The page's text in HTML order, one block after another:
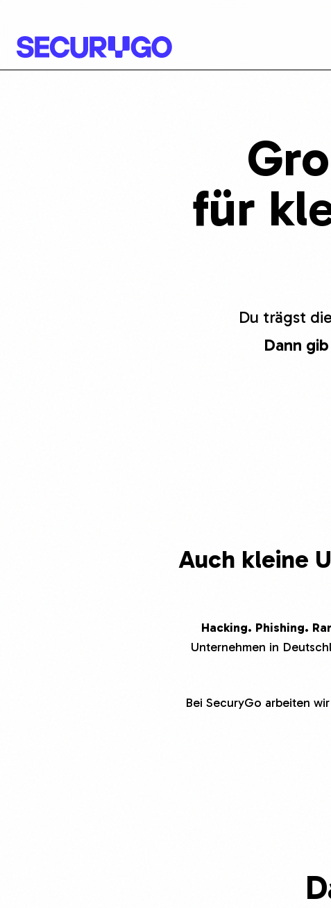
für
Du trägst
Dann
Auch kleine
Hacking. Phishing.
Unternehmen in
Bei SecuryGo arbeiten